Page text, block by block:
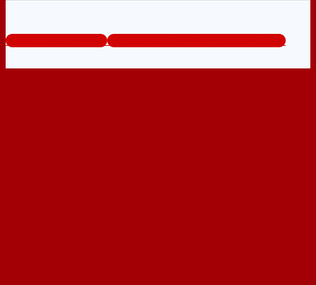
www.cuanhatam.com Tổng đài tư vấn miễn phí: 0824.400.400